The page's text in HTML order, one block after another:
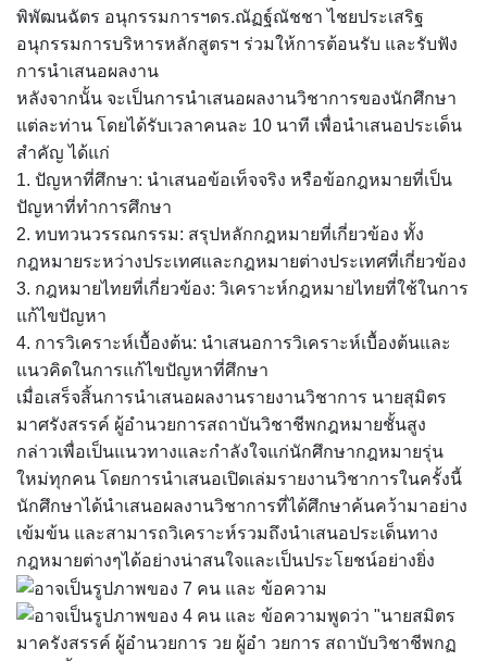
พิพัฒนฉัตร อนุกรรมการฯดร.ณัฏฐ์ณัชชา ไชยประเสริฐ
อนุกรรมการบริหารหลักสูตรฯ ร่วมให้การต้อนรับ และรับฟัง
การนำเสนอผลงาน
หลังจากนั้น จะเป็นการนำเสนอผลงานวิชาการของนักศึกษา
แต่ละท่าน โดยได้รับเวลาคนละ 10 นาที เพื่อนำเสนอประเด็น
สำคัญ ได้แก่
1. ปัญหาที่ศึกษา: นำเสนอข้อเท็จจริง หรือข้อกฎหมายที่เป็น
ปัญหาที่ทำการศึกษา
2. ทบทวนวรรณกรรม: สรุปหลักกฎหมายที่เกี่ยวข้อง ทั้ง
กฎหมายระหว่างประเทศและกฎหมายต่างประเทศที่เกี่ยวข้อง
3. กฎหมายไทยที่เกี่ยวข้อง: วิเคราะห์กฎหมายไทยที่ใช้ในการ
แก้ไขปัญหา
4. การวิเคราะห์เบื้องต้น: นำเสนอการวิเคราะห์เบื้องต้นและ
แนวคิดในการแก้ไขปัญหาที่ศึกษา
เมื่อเสร็จสิ้นการนำเสนอผลงานรายงานวิชาการ นายสุมิตร
มาศรังสรรค์ ผู้อำนวยการสถาบันวิชาชีพกฎหมายชั้นสูง
กล่าวเพื่อเป็นแนวทางและกำลังใจแก่นักศึกษากฎหมายรุ่น
ใหม่ทุกคน โดยการนำเสนอเปิดเล่มรายงานวิชาการในครั้งนี้
นักศึกษาได้นำเสนอผลงานวิชาการที่ได้ศึกษาค้นคว้ามาอย่าง
เข้มข้น และสามารถวิเคราะห์รวมถึงนำเสนอประเด็นทาง
กฎหมายต่างๆได้อย่างน่าสนใจและเป็นประโยชน์อย่างยิ่ง